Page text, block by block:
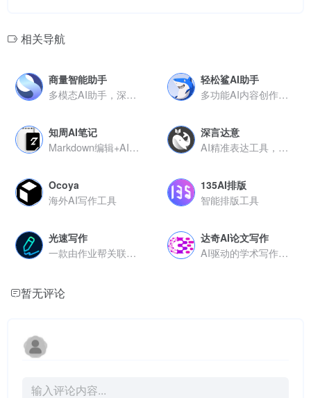
相关导航
商量智能助手
多模态AI助手，深度思考与专业场景服务重构人机交互方式
轻松鲨AI助手
多功能AI内容创作平台，支持文案生成、思维导图与连续对话
知周AI笔记
Markdown编辑+AI续写，无需联网保障数据安全
深言达意
AI精准表达工具，模糊描述秒变贴切词句
Ocoya
海外AI写作工具
135AI排版
智能排版工具
光速写作
一款由作业帮关联公司推出的人工智能写作工具
达奇AI论文写作
AI驱动的学术写作助手，高效生成
暂无评论